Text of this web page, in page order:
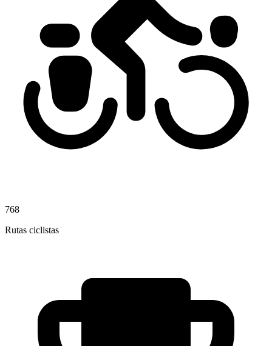
768
Rutas ciclistas